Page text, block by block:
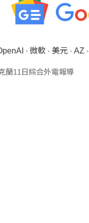
、 微軟 、 美元、 AZ、
蘭11日綜合外電報導